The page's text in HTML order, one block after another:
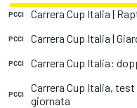
PCCI Carrera Cup Italia |
PCCI Carrera Cup Italia |
PCCI Carrera Cup Italia:
PCCI
Carrera Cup Italia,
giornata